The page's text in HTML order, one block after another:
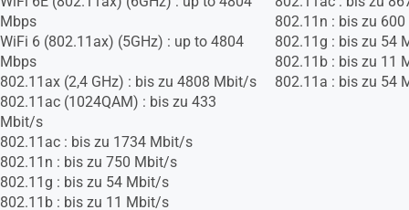
Mbps
WiFi 6 (802.11ax) (5GHz) : up to 4804
Mbps
802.11ax (2,4 GHz) : bis zu 4808 Mbit/s
802.11ac (1024QAM) : bis zu 433
Mbit/s
802.11ac : bis zu 1734 Mbit/s
802.11n : bis zu 750 Mbit/s
802.11g : bis zu 54 Mbit/s
802.11b : bis zu 11 Mbit/s
802.11n : bis zu
802.11g : bis zu 54
802.11b : bis zu 11
802.11a : bis zu 54